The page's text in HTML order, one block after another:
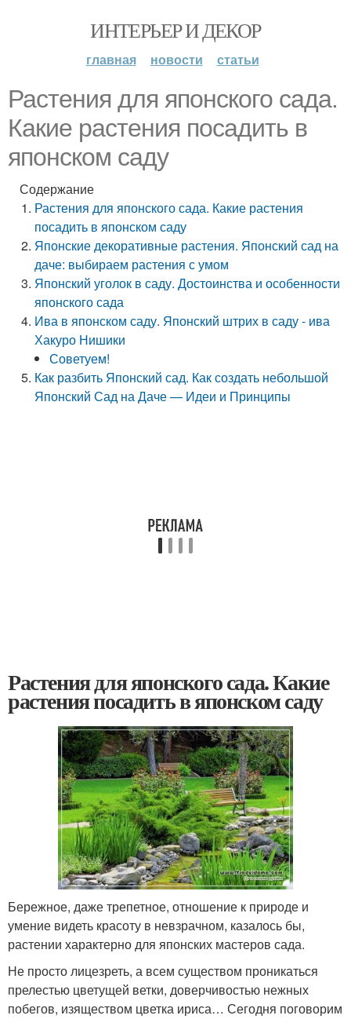
ИНТЕРЬЕР И ДЕКОР
главная новости статьи
Растения для японского сада.
Какие растения посадить в
японском саду
Содержание
Растения для японского сада. Какие растения
посадить в японском саду
Японские декоративные растения. Японский сад на
даче: выбираем растения с умом
Японский уголок в саду. Достоинства и особенности
японского сада
Ива в японском саду. Японский штрих в саду - ива
Хакуро Нишики
Советуем!
Как разбить Японский сад. Как создать небольшой
Японский Сад на Даче — Идеи и Принципы
Растения для японского сада. Какие
растения посадить в японском саду
Бережное, даже трепетное, отношение к природе и
умение видеть красоту в невзрачном, казалось бы,
растении характерно для японских мастеров сада.
Не просто лицезреть, а всем существом проникаться
прелестью цветущей ветки, доверчивостью нежных
побегов, изяществом цветка ириса… Сегодня поговорим